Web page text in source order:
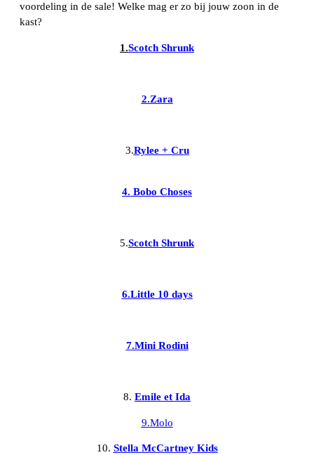
voordeling in de sale! Welke mag er zo bij jouw zoon in de
kast?
1.Scotch Shrunk
2.Zara
3.Rylee + Cru
4. Bobo Choses
5.Scotch Shrunk
6.Little 10 days
7.Mini Rodini
8. Emile et Ida
9.Molo
10. Stella McCartney Kids